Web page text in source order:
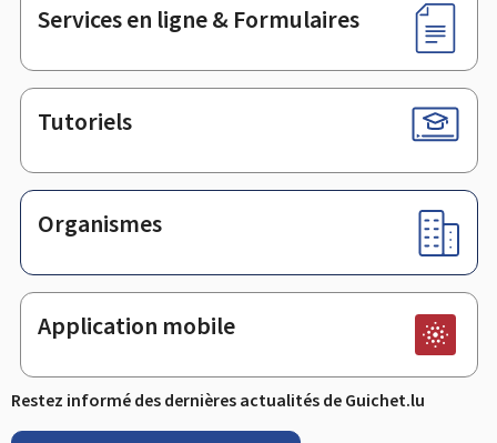
Services en ligne & Formulaires
Tutoriels
Organismes
Application mobile
Restez informé des dernières actualités de Guichet.lu